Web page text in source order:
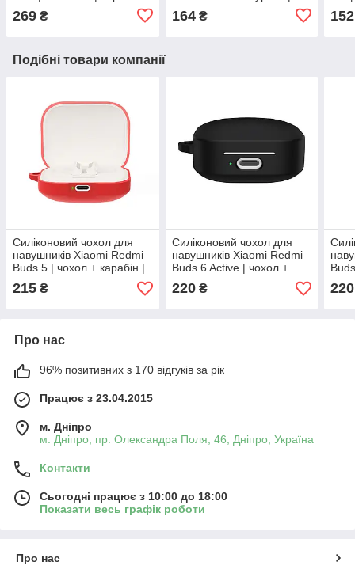
269 ₴ 164₴ 152
Подібні товари компанії
Силіконовий чохол для
навушників Xiaomi Redmi
Buds 5 | чохол + карабін |
червоний
215 ₴
Силіконовий чохол для
навушників Xiaomi Redmi
Buds 6 Active | чохол +
карабін | чорний
220₴ 220
Про нас
96% позитивних з 170 відгуків за рік
Працює з 23.04.2015
м. Дніпро
м. Дніпро, пр. Олександра Поля, 46, Дніпро, Україна
Контакти
Сьогодні працює з 10:00 до 18:00
Показати весь графік роботи
Про нас